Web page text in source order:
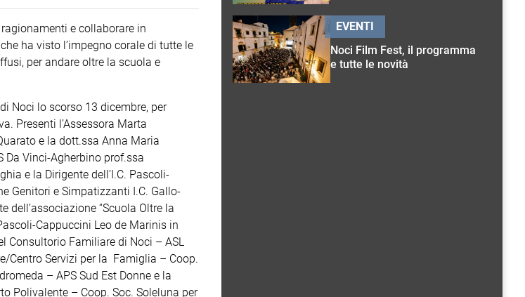
e collaborare in
ha visto l’impegno corale di tutte le
per andare oltre la scuola e
Noci lo scorso 13 dicembre, per
Presenti l’Assessora Marta
e la dott.ssa Anna Maria
Da Vinci-Agherbino prof.ssa
e la Dirigente dell’I.C. Pascoli-
Genitori e Simpatizzanti I.C. Gallo-
dell’associazione “Scuola Oltre la
Cappuccini Leo de Marinis in
Consultorio Familiare di Noci – ASL
Centro Servizi per la Famiglia – Coop.
– APS Sud Est Donne e la
Polivalente – Coop. Soc. Soleluna per
Noci Film Fest, il programma
e tutte le novità
EVENTI